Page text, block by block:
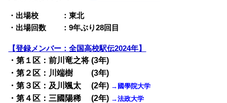
・出場校 ：東北
・出場回数 ：9年ぶり28回目
【登録メンバー：全国高校駅伝2024年】
・第１区：前川竜之将 (3年)
・第２区：川端樹 (3年)
・第３区：及川颯太 (2年) →國學院大学
・第４区：三國陽稀 (2年) →法政大学